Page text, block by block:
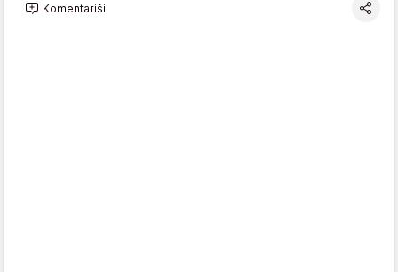
Komentariši